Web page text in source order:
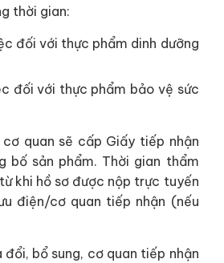
thời gian:
đối với thực phẩm dinh dưỡng
đối với thực phẩm bảo vệ sức
cơ quan sẽ cấp Giấy tiếp nhận
bố sản phẩm. Thời gian thẩm
khi hồ sơ được nộp trực tuyến
điện/cơ quan tiếp nhận (nếu
đổi, bổ sung, cơ quan tiếp nhận